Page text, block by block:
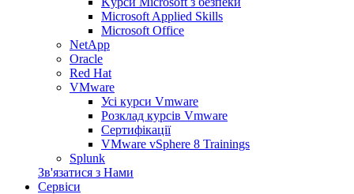
Microsoft Applied Skills
Microsoft Office
NetApp
Oracle
Red Hat
VMware
Усі курси Vmware
Розклад курсів Vmware
Сертифікації
VMware vSphere 8 Trainings
Splunk
Зв'язатися з Нами
Сервіси